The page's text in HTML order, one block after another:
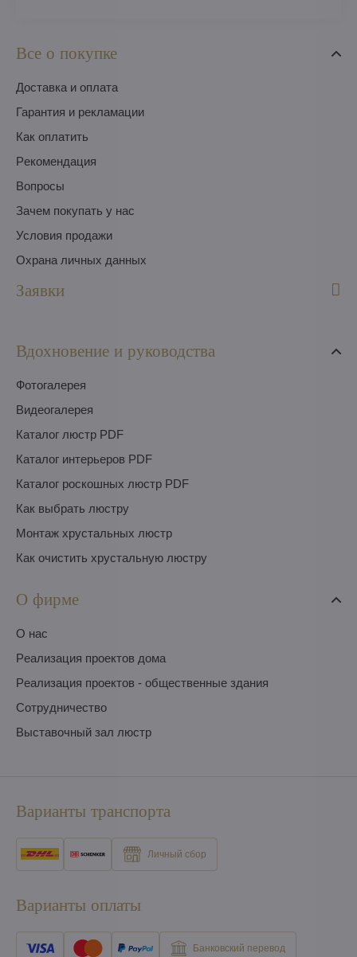
Все о покупке
Доставка и оплата
Гарантия и рекламации
Как оплатить
Pекомендация
Вопросы
Зачем покупать у нас
Условия продажи
Охрана личных данных
Заявки
Вдохновение и руководства
Фотогалерея
Видеогалерея
Каталог люстр PDF
Каталог интерьеров PDF
Каталог роскошных люстр PDF
Как выбрать люстру
Монтаж хрустальных люстр
Как очистить хрустальную люстру
О фирме
O нас
Pеализация проектов дома
Pеализация проектов - общественные здания
Сотрудничество
Выставочный зал люстр
Варианты транспорта
Личный сбор
Варианты оплаты
Банковский перевод